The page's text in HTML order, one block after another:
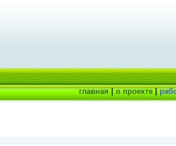
главная|о проекте|